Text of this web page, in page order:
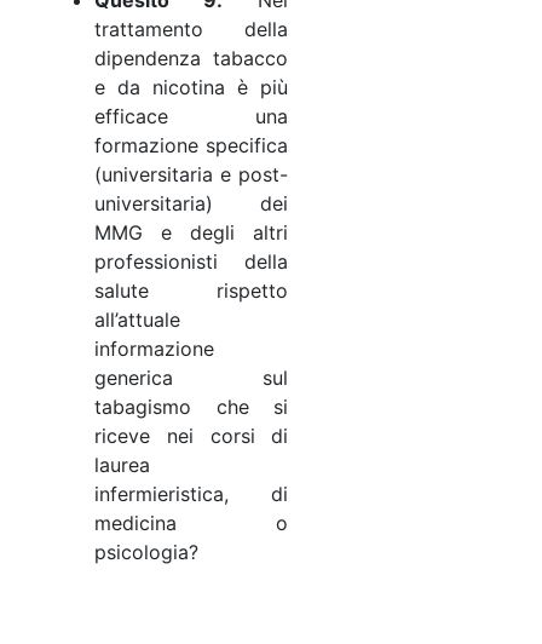
trattamento della
dipendenza tabacco
e da nicotina è più
efficace una
formazione specifica
(universitaria e post-
universitaria) dei
MMG e degli altri
professionisti della
salute rispetto
all’attuale
informazione
generica sul
tabagismo che si
riceve nei corsi di
laurea
infermieristica, di
medicina o
psicologia?